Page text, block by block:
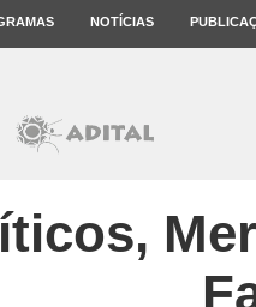
NOTÍCIAS